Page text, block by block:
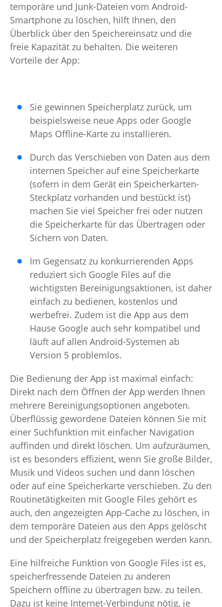
temporäre und Junk-Dateien vom Android-
Smartphone zu löschen, hilft Ihnen, den
Überblick über den Speichereinsatz und die
freie Kapazität zu behalten. Die weiteren
Vorteile der App:
Sie gewinnen Speicherplatz zurück, um
beispielsweise neue Apps oder Google
Maps Offline-Karte zu installieren.
Durch das Verschieben von Daten aus dem
internen Speicher auf eine Speicherkarte
(sofern in dem Gerät ein Speicherkarten-
Steckplatz vorhanden und bestückt ist)
machen Sie viel Speicher frei oder nutzen
die Speicherkarte für das Übertragen oder
Sichern von Daten.
Im Gegensatz zu konkurrierenden Apps
reduziert sich Google Files auf die
wichtigsten Bereinigungsaktionen, ist daher
einfach zu bedienen, kostenlos und
werbefrei. Zudem ist die App aus dem
Hause Google auch sehr kompatibel und
läuft auf allen Android-Systemen ab
Version 5 problemlos.
Die Bedienung der App ist maximal einfach:
Direkt nach dem Öffnen der App werden Ihnen
mehrere Bereinigungsoptionen angeboten.
Überflüssig gewordene Dateien können Sie mit
einer Suchfunktion mit einfacher Navigation
auffinden und direkt löschen. Um aufzuräumen,
ist es besonders effizient, wenn Sie große Bilder,
Musik und Videos suchen und dann löschen
oder auf eine Speicherkarte verschieben. Zu den
Routinetätigkeiten mit Google Files gehört es
auch, den angezeigten App-Cache zu löschen, in
dem temporäre Dateien aus den Apps gelöscht
und der Speicherplatz freigegeben werden kann.
Eine hilfreiche Funktion von Google Files ist es,
speicherfressende Dateien zu anderen
Speichern offline zu übertragen bzw. zu teilen.
Dazu ist keine Internet-Verbindung nötig, je